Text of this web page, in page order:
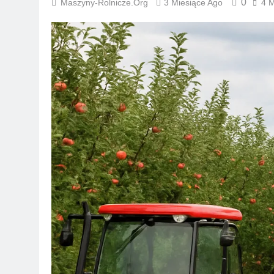
Maszyny-Rolnicze.org 3 Miesiące Ago 0 4